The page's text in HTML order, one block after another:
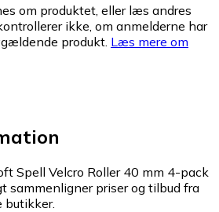
om produktet, eller læs andres
ikke, om anmelderne har
produkt. Læs mere om
Spell Velcro Roller 40 mm 4-pack
sammenligner priser og tilbud fra
butikker.